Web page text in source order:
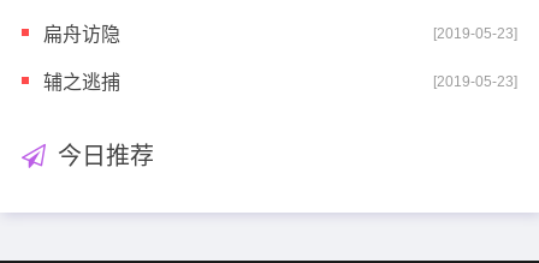
扁舟访隐 [2019-05-23]
辅之逃捕 [2019-05-23]
今日推荐